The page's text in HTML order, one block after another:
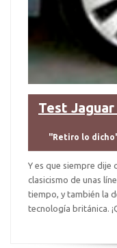
Test Jaguar
"Retiro lo
Y es que siempre dije
clasicismo de unas
tiempo, y también la
tecnología británica.